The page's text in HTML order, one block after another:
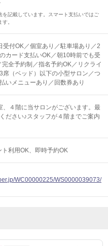
記載しています。スマート支払いではご
。
付OK／個室あり／駐車場あり／2
カード支払いOK／朝10時前でも受
全予約制／指名予約OK／リクライ
席（ベッド）以下の小型サロン／つ
いメニューあり／回数券あり
、４階に当サロンがございます。最
ださい♪スタッフが４階までご案内
ト利用OK 即時予約OK
WC00000225/WS0000039073/